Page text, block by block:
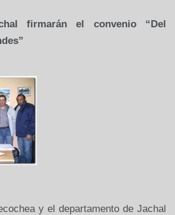
firmarán el convenio “Del
y el departamento de Jachal